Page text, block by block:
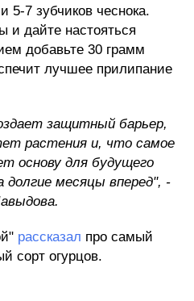
5-7 зубчиков чеснока.
и дайте настояться
добавьте 30 грамм
лучшее прилипание
защитный барьер,
растения и, что самое
основу для будущего
долгие месяцы вперед", -
рассказал про самый
сорт огурцов.